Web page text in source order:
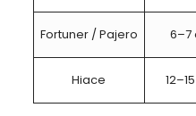
Fortuner / Pajero 6–7
Hiace